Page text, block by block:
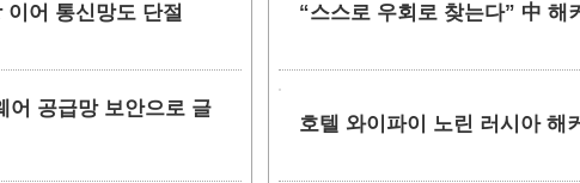
어 통신망도 단절
어 공급망 보안으로 글
“스스로 우회로 찾는다” 中 해
호텔 와이파이 노린 러시아 해